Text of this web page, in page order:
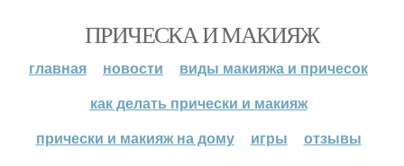
ПРИЧЕСКА И МАКИЯЖ
главная новости
виды макияжа и причесок
как делать прически и макияж
прически и макияж на дому
игры отзывы